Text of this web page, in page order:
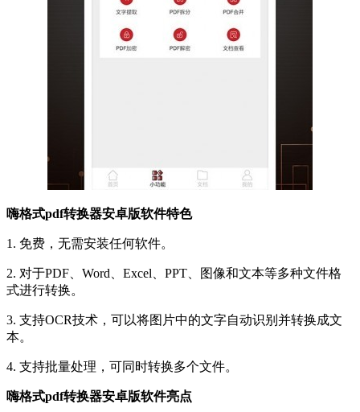
嗨格式pdf转换器安卓版软件特色
1. 免费，无需安装任何软件。
2. 对于PDF、Word、Excel、PPT、图像和文本等多种文件格
式进行转换。
3. 支持OCR技术，可以将图片中的文字自动识别并转换成文
本。
4. 支持批量处理，可同时转换多个文件。
嗨格式pdf转换器安卓版软件亮点